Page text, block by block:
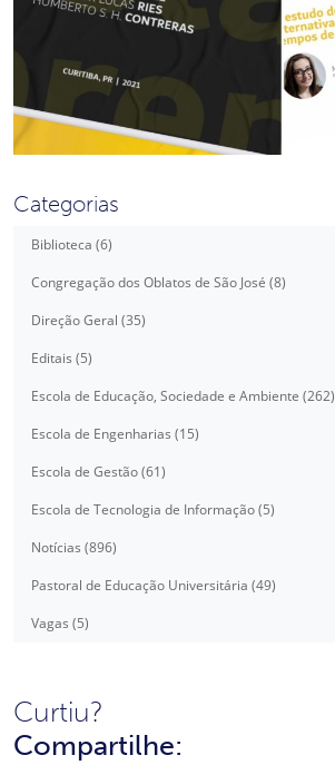
Categorias
Biblioteca (6)
Congregação dos Oblatos de São José (8)
Direção Geral (35)
Editais (5)
Escola de Educação, Sociedade e Ambiente (262)
Escola de Engenharias (15)
Escola de Gestão (61)
Escola de Tecnologia de Informação (5)
Notícias (896)
Pastoral de Educação Universitária (49)
Vagas (5)
Curtiu?
Compartilhe: